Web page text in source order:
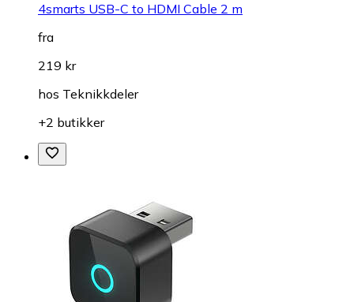
4smarts USB-C to HDMI Cable 2 m
fra
219 kr
hos Teknikkdeler
+2 butikker